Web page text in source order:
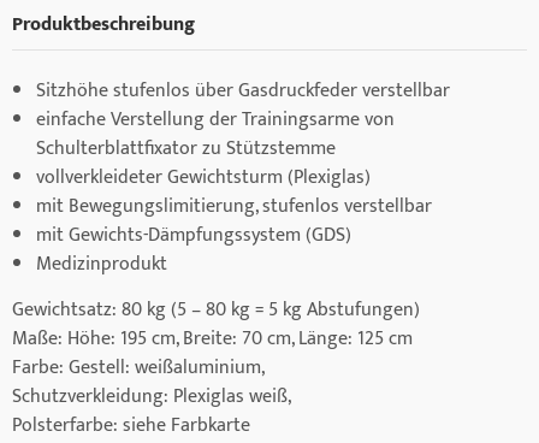
Produktbeschreibung
Sitzhöhe stufenlos über Gasdruckfeder verstellbar
einfache Verstellung der Trainingsarme von
Schulterblattfixator zu Stützstemme
vollverkleideter Gewichtsturm (Plexiglas)
mit Bewegungslimitierung, stufenlos verstellbar
mit Gewichts-Dämpfungssystem (GDS)
Medizinprodukt
Gewichtsatz: 80 kg (5 – 80 kg = 5 kg Abstufungen)
Maße: Höhe: 195 cm, Breite: 70 cm, Länge: 125 cm
Farbe: Gestell: weißaluminium,
Schutzverkleidung: Plexiglas weiß,
Polsterfarbe: siehe Farbkarte